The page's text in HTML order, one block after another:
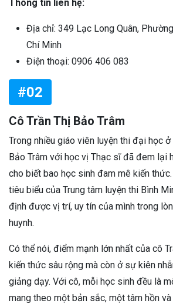
Thông tin liên hệ:
Địa chỉ: 349 Lạc Long Quân,
Chí Minh
Điện thoại: 0906 406 083
#02
Cô Trần Thị Bảo Trâm
Trong nhiều giáo viên luyện thi đại học ở
Bảo Trâm với học vị Thạc sĩ đã đem lại
cho biết bao học sinh đam mê kiến
tiêu biểu của Trung tâm luyện thi Bình
định được vị trí, uy tín của mình trong
huynh.
Có thể nói, điểm mạnh lớn nhất của cô
kiến thức sâu rộng mà còn ở sự kiên
giảng dạy. Với cô, mỗi học sinh đều là
mang theo một bản sắc, một tâm hồn